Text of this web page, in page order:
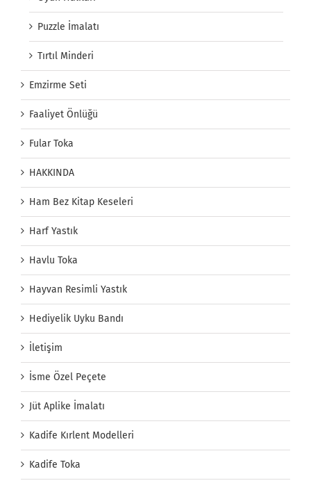
Puzzle İmalatı
Tırtıl Minderi
Emzirme Seti
Faaliyet Önlüğü
Fular Toka
HAKKINDA
Ham Bez Kitap Keseleri
Harf Yastık
Havlu Toka
Hayvan Resimli Yastık
Hediyelik Uyku Bandı
İletişim
İsme Özel Peçete
Jüt Aplike İmalatı
Kadife Kırlent Modelleri
Kadife Toka